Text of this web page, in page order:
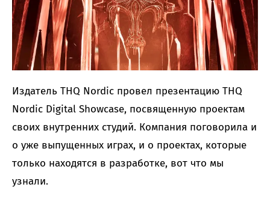
Издатель THQ Nordic провел презентацию THQ
Nordic Digital Showcase, посвященную проектам
своих внутренних студий. Компания поговорила и
о уже выпущенных играх, и о проектах, которые
только находятся в разработке, вот что мы
узнали.